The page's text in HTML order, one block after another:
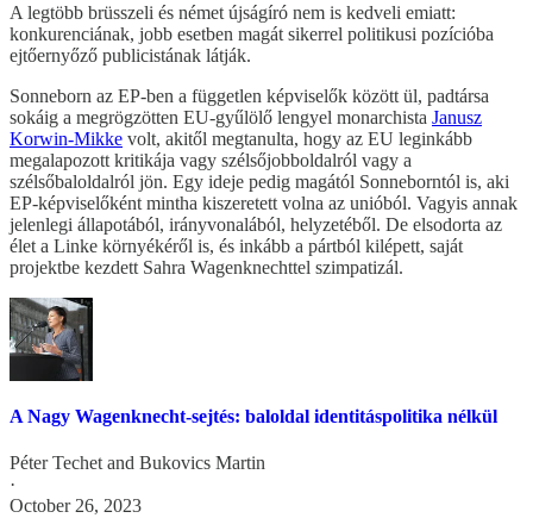
A legtöbb brüsszeli és német újságíró nem is kedveli emiatt:
konkurenciának, jobb esetben magát sikerrel politikusi pozícióba
ejtőernyőző publicistának látják.
Sonneborn az EP-ben a független képviselők között ül, padtársa
sokáig a megrögzötten EU-gyűlölő lengyel monarchista Janusz
Korwin-Mikke volt, akitől megtanulta, hogy az EU leginkább
megalapozott kritikája vagy szélsőjobboldalról vagy a
szélsőbaloldalról jön. Egy ideje pedig magától Sonneborntól is, aki
EP-képviselőként mintha kiszeretett volna az unióból. Vagyis annak
jelenlegi állapotából, irányvonalából, helyzetéből. De elsodorta az
élet a Linke környékéről is, és inkább a pártból kilépett, saját
projektbe kezdett Sahra Wagenknechttel szimpatizál.
A Nagy Wagenknecht-sejtés: baloldal identitáspolitika nélkül
Péter Techet and Bukovics Martin
·
October 26, 2023